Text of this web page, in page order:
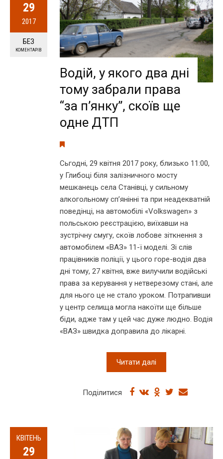
29
2017
БЕЗ
КОМЕНТАРІВ
Водій, у якого два дні
тому забрали права
“за п’янку”, скоїв ще
одне ДТП
Сьгодні, 29 квітня 2017 року, близько 11:00,
у Глибоці біля залізничного мосту
мешканець села Станівці, у сильному
алкогольному сп’янінні та при неадекватній
поведінці, на автомобілі «Volkswagen» з
польською реєстрацією, виїхавши на
зустрічну смугу, скоїв лобове зіткнення з
автомобілем «ВАЗ» 11-ї моделі. Зі слів
працівників поліції, у цього горе-водія два
дні тому, 27 квітня, вже вилучили водійські
права за керування у нетверезому стані, але
для нього це не стало уроком. Потрапивши
у центр селища могла накоїти ще більше
біди, адже там у цей час дуже людно. Водія
«ВАЗ» швидка доправила до лікарні.
Читати далі
Поділитися
КВІТЕНЬ
29